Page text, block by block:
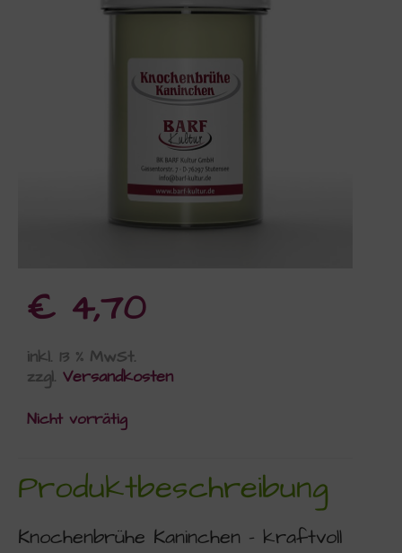
€ 4,70
inkl. 13 % MwSt.
zzgl. Versandkosten
Nicht vorrätig
Produktbeschreibung
Knochenbrühe Kaninchen – kraftvoll